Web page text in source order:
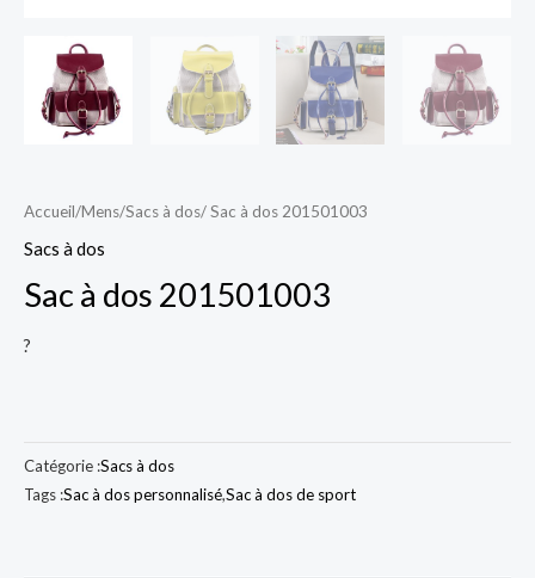
Accueil/Mens/Sacs à dos/ Sac à dos 201501003
Sacs à dos
Sac à dos 201501003
?
Catégorie :Sacs à dos
Tags :Sac à dos personnalisé,Sac à dos de sport